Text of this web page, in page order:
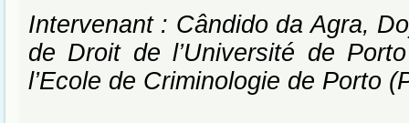
Intervenant : Cândido da Agra,
de Droit de l’Université de
l’Ecole de Criminologie de Porto